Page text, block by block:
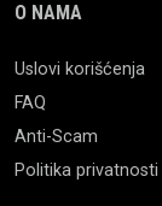
O NAMA
Uslovi korišćenja
FAQ
Anti-Scam
Politika privatnosti